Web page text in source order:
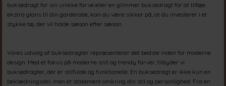
buksedragt for sin unikke farve eller en glimmer buksedragt for at tilføje
ekstra glans til din garderobe, kan du være sikker på, at du investerer i et
stykke tøj, der vil holde sæson efter sæson.
Vores udvalg af buksedragter repræsenterer det bedste inden for moderne
design. Med et fokus på moderne snit og trendy farver, tilbyder vi
buksedragter, der er stilfulde og funktionelle. En buksedragt er ikke kun en
beklædningsdel, men et statement omkring din stil og personlighed. Fra en